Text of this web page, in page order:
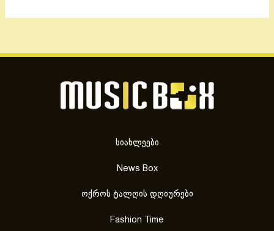
სიახლეები
News Box
ოქროს ტალღის დღიურები
Fashion Time